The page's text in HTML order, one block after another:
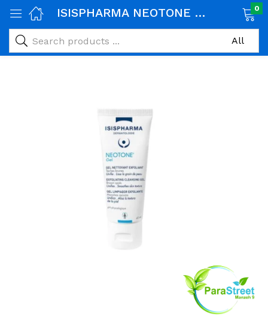
alimentaires)
ISISPHARMA NEOTONE GEL NETTOYANT EXFOLIANT 40ML 0